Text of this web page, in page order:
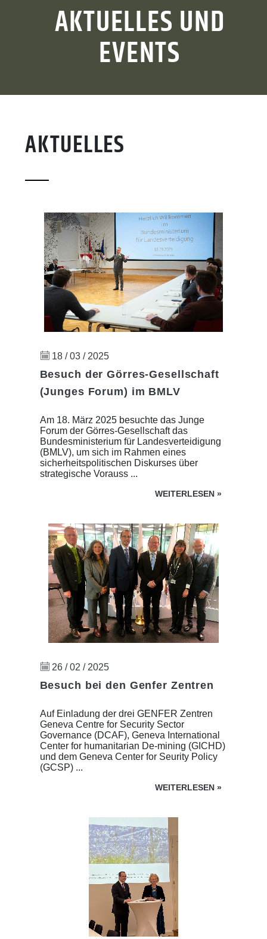
AKTUELLES UND
EVENTS
AKTUELLES
18 / 03 / 2025
Besuch der Görres-Gesellschaft
(Junges Forum) im BMLV
Am 18. März 2025 besuchte das Junge
Forum der Görres-Gesellschaft das
Bundesministerium für Landesverteidigung
(BMLV), um sich im Rahmen eines
sicherheitspolitischen Diskurses über
strategische Vorauss ...
WEITERLESEN »
26 / 02 / 2025
Besuch bei den Genfer Zentren
Auf Einladung der drei GENFER Zentren
Geneva Centre for Security Sector
Governance (DCAF), Geneva International
Center for humanitarian De-mining (GICHD)
und dem Geneva Center for Seurity Policy
(GCSP) ...
WEITERLESEN »